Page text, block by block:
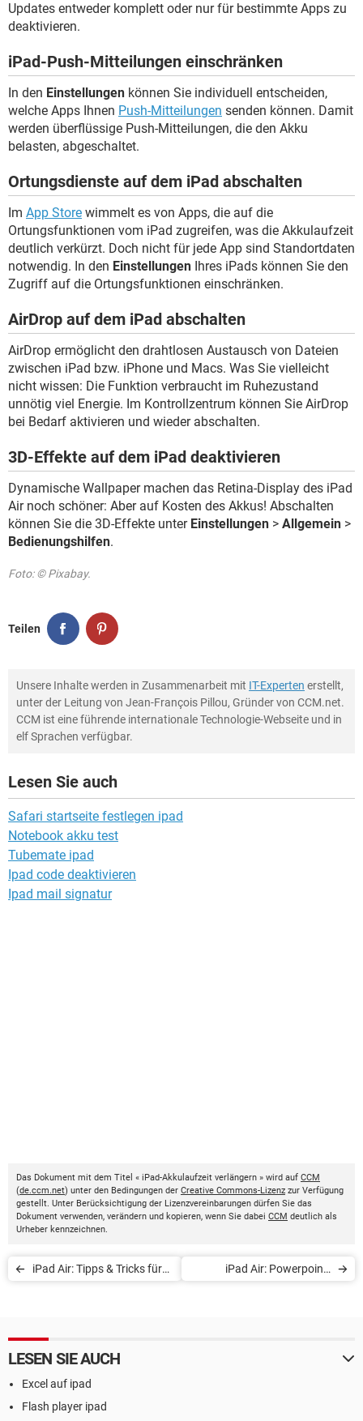
Updates entweder komplett oder nur für bestimmte Apps zu
deaktivieren.
iPad-Push-Mitteilungen einschränken
In den Einstellungen können Sie individuell entscheiden,
welche Apps Ihnen Push-Mitteilungen senden können. Damit
werden überflüssige Push-Mitteilungen, die den Akku
belasten, abgeschaltet.
Ortungsdienste auf dem iPad abschalten
Im App Store wimmelt es von Apps, die auf die
Ortungsfunktionen vom iPad zugreifen, was die Akkulaufzeit
deutlich verkürzt. Doch nicht für jede App sind Standortdaten
notwendig. In den Einstellungen Ihres iPads können Sie den
Zugriff auf die Ortungsfunktionen einschränken.
AirDrop auf dem iPad abschalten
AirDrop ermöglicht den drahtlosen Austausch von Dateien
zwischen iPad bzw. iPhone und Macs. Was Sie vielleicht
nicht wissen: Die Funktion verbraucht im Ruhezustand
unnötig viel Energie. Im Kontrollzentrum können Sie AirDrop
bei Bedarf aktivieren und wieder abschalten.
3D-Effekte auf dem iPad deaktivieren
Dynamische Wallpaper machen das Retina-Display des iPad
Air noch schöner: Aber auf Kosten des Akkus! Abschalten
können Sie die 3D-Effekte unter Einstellungen > Allgemein >
Bedienungshilfen.
Foto: © Pixabay.
Teilen
Unsere Inhalte werden in Zusammenarbeit mit IT-Experten erstellt,
unter der Leitung von Jean-François Pillou, Gründer von CCM.net.
CCM ist eine führende internationale Technologie-Webseite und in
elf Sprachen verfügbar.
Lesen Sie auch
Safari startseite festlegen ipad
Notebook akku test
Tubemate ipad
Ipad code deaktivieren
Ipad mail signatur
Das Dokument mit dem Titel « iPad-Akkulaufzeit verlängern » wird auf CCM
(de.ccm.net) unter den Bedingungen der Creative Commons-Lizenz zur Verfügung
gestellt. Unter Berücksichtigung der Lizenzvereinbarungen dürfen Sie das
Dokument verwenden, verändern und kopieren, wenn Sie dabei CCM deutlich als
Urheber kennzeichnen.
iPad Air: Tipps & Tricks für
iPad Air: Powerpoint-
LESEN SIE AUCH
Excel auf ipad
Flash player ipad